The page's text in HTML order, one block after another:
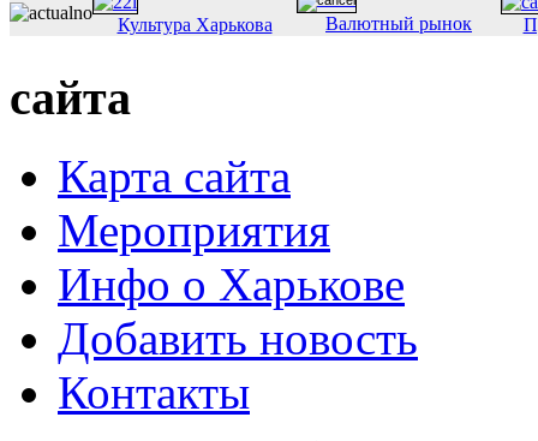
Культура Харькова Валютный рынок
сайта
Карта сайта
Мероприятия
Инфо о Харькове
Добавить новость
Контакты